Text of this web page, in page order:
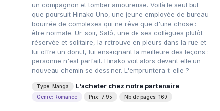
un compagnon et tomber amoureuse. Voilà le seul but
que poursuit Hinako Uno, une jeune employée de bureau
bourrée de complexes qui ne rêve que d'une chose :
être normale. Un soir, Satô, une de ses collègues plutôt
réservée et solitaire, la retrouve en pleurs dans la rue et
lui offre un donut, lui enseignant la meilleure des leçons :
personne n'est parfait. Hinako voit alors devant elle un
nouveau chemin se dessiner. L'empruntera-t-elle ?
Type: Manga L'acheter chez notre partenaire
Genre: Romance Prix: 7.95 Nb de pages: 160